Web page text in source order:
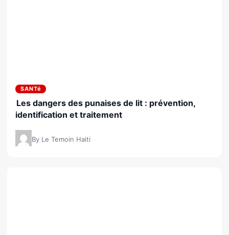
SANTé
Les dangers des punaises de lit : prévention,
identification et traitement
By Le Temoin Haiti